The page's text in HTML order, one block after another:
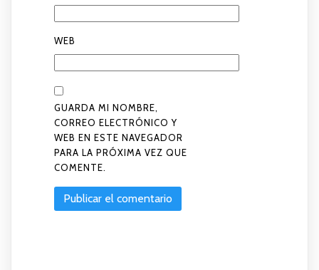
WEB
GUARDA MI NOMBRE,
CORREO ELECTRÓNICO Y
WEB EN ESTE NAVEGADOR
PARA LA PRÓXIMA VEZ QUE
COMENTE.